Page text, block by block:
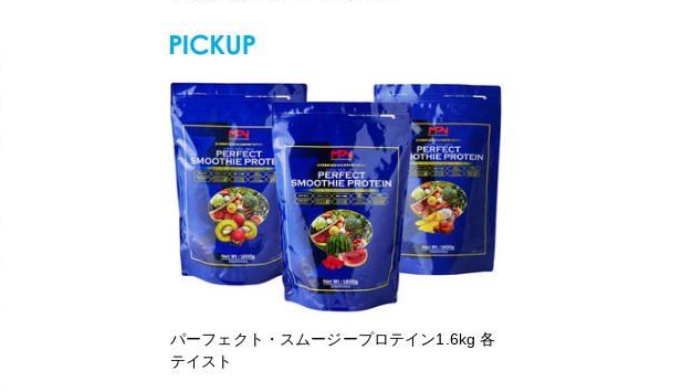
パーフェクト・スムージープロテイン1.6kg 各
テイスト